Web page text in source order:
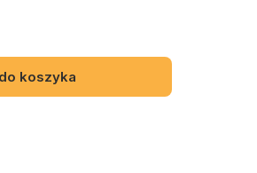
koszyka